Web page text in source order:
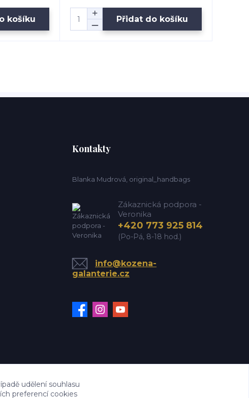
košíku Přidat do košíku
Kontakty
Blanka Mudrová, original_handbags
Zákaznická podpora -
Veronika
+420 773 925 814
(Po-Pá, 8-18 hod.)
info@kozena-
galanterie.cz
udělení souhlasu
preferencí cookies